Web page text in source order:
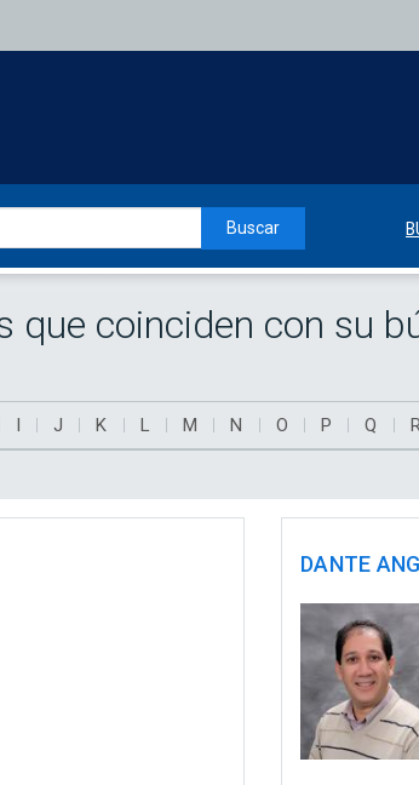
Buscar
que coinciden con su
I J K L M N O P Q
DANTE